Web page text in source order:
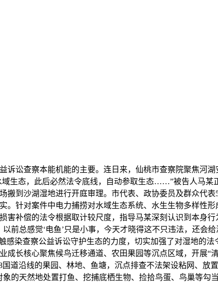
讼查察本能机能的主要。连日来，仙桃市查察院聚焦河湖
生态，此后必然法令底线，自动参取生态……”被告人马某
到沙湖湿地进行开庭审理。市代表、政协委员及群众代
针对案件中电力捕捞对水域生态系统、水生生物多样性
补偿的法令根据取计较尺度，指导马某深刻认识到本身
前总感觉‘电鱼’只是小事，今天才晓得这不只违法，还会
染查察公益诉讼守护生态的力度，切实加强了对湿地的法
长核心聚焦候鸟迁移通道、农田果园等沉点区域，开展“
道沿线的果园、林地、鱼塘，沉点排查不法架设粘网、放
的天然地处置打鱼、挖捕底栖生物、捡拾鸟蛋、鸟巢等勾